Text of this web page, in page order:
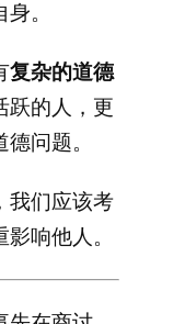
。
复杂的道德
跃的人，更
问题。
我们应该考
响他人。